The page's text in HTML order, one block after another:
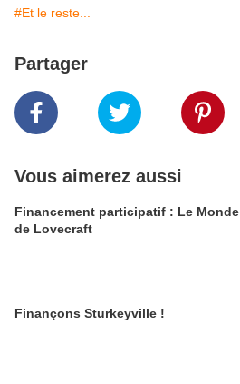
#Et le reste...
Partager
Vous aimerez aussi
Financement participatif : Le Monde
de Lovecraft
Finançons Sturkeyville !